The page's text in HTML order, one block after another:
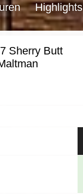
Highlights
Sherry Butt